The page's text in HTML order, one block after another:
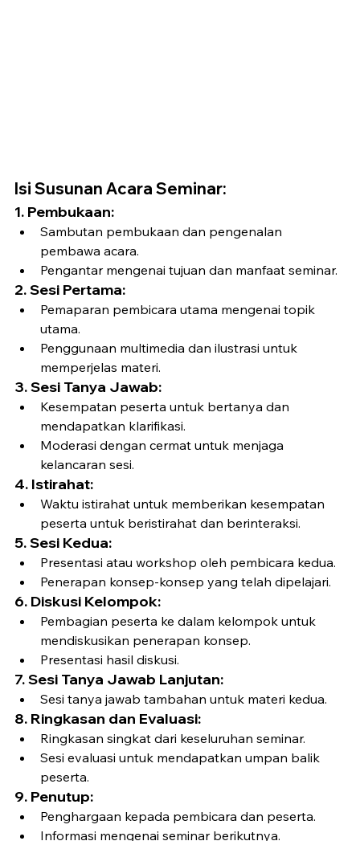
Isi Susunan Acara Seminar:
1. Pembukaan:
Sambutan pembukaan dan pengenalan
pembawa acara.
Pengantar mengenai tujuan dan manfaat seminar.
2. Sesi Pertama:
Pemaparan pembicara utama mengenai topik
utama.
Penggunaan multimedia dan ilustrasi untuk
memperjelas materi.
3. Sesi Tanya Jawab:
Kesempatan peserta untuk bertanya dan
mendapatkan klarifikasi.
Moderasi dengan cermat untuk menjaga
kelancaran sesi.
4. Istirahat:
Waktu istirahat untuk memberikan kesempatan
peserta untuk beristirahat dan berinteraksi.
5. Sesi Kedua:
Presentasi atau workshop oleh pembicara kedua.
Penerapan konsep-konsep yang telah dipelajari.
6. Diskusi Kelompok:
Pembagian peserta ke dalam kelompok untuk
mendiskusikan penerapan konsep.
Presentasi hasil diskusi.
7. Sesi Tanya Jawab Lanjutan:
Sesi tanya jawab tambahan untuk materi kedua.
8. Ringkasan dan Evaluasi:
Ringkasan singkat dari keseluruhan seminar.
Sesi evaluasi untuk mendapatkan umpan balik
peserta.
9. Penutup:
Penghargaan kepada pembicara dan peserta.
Informasi mengenai seminar berikutnya.